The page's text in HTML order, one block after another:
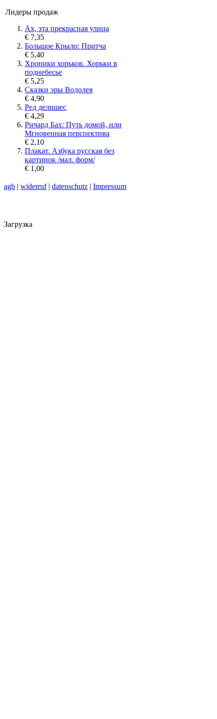
Лидеры продаж
Ах, эта прекрасная улица
€ 7,35
Большое Крыло: Притча
€ 5,40
Хроники хорьков. Хорьки в
поднебесье
€ 5,25
Сказки эры Водолея
€ 4,90
Ред делишес
€ 4,29
Ричард Бах: Путь домой, или
Мгновенная перспектива
€ 2,10
Плакат. Азбука русская без
картинок /мал. форм/
€ 1,00
agb | widerruf| datenschutz | Impressum
Загрузка